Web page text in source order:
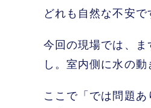
どれも自然な不安
今回の現場では、
し。室内側に水の
ここで「では問題